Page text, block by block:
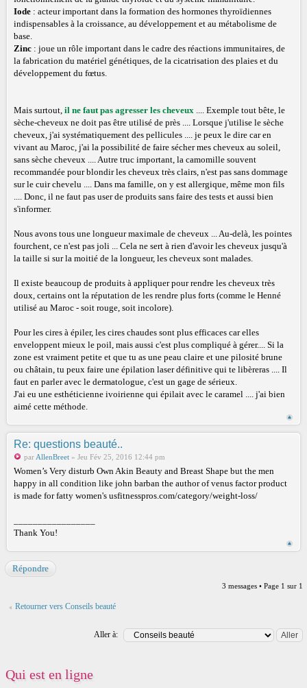
Iode : acteur important dans la formation des hormones thyroïdiennes
indispensables à la croissance, au développement et au métabolisme de
base.
Zinc : joue un rôle important dans le cadre des réactions immunitaires, de
la fabrication du matériel génétiques, de la cicatrisation des plaies et du
développement du fœtus.
Mais surtout, il ne faut pas agresser les cheveux .... Exemple tout bête, le
sèche-cheveux ne doit pas être utilisé de près .... Lorsque j'utilise le sèche
cheveux, j'ai systématiquement des pellicules .... je peux le dire car en
vivant au Maroc, j'ai la possibilité de faire sécher mes cheveux au soleil,
sans sèche cheveux .... Autre truc important, la camomille souvent
recommandée pour blondir les cheveux très clairs, n'est pas sans dommage
sur le cuir chevelu .... Dans ma famille, on y est allergique, même mon fils
.... Donc, il ne faut pas user de produits sans faire des tests et aussi bien
s'informer.
Nous avons tous une longueur maximale de cheveux ... Au-delà, les pointes
fourchent, ce n'est pas joli ... Cela ne sert à rien d'avoir les cheveux jusqu'à
la taille si sur la moitié de la longueur, les cheveux sont malades.
Il existe beaucoup de produits à appliquer pour rendre les cheveux très
doux, certains ont la réputation de les rendre plus forts (comme le Henné
utilisé au Maroc - soit rouge, soit incolore).
Pour les cires à épiler, les cires chaudes sont plus efficaces car elles
enveloppent mieux le poil, mais aussi c'est plus compliqué à gérer.... Si la
zone est vraiment petite et que tu as une peau claire et une pilosité brune
ou châtain, tu peux faire une épilation laser définitive qui te libèreras .... Il
faut en parler avec le dermatologue, c'est un gage de sérieux.
J'ai eu une esthéticienne ivoirienne qui épilait avec le caramel .... j'ai bien
aimé cette méthode.
Re: questions beauté..
par AllenBreet » Jeu Fév 25, 2016 12:44 pm
Women’s Very disturb Own Akin Beauty and Breast Shape but the men
happy in all condition like john barban the author of venus factor product
is made for fatty women's usfitnesspros.com/category/weight-loss/
Thank You!
Répondre
3 messages • Page 1 sur 1
Retourner vers Conseils beauté
Aller à:
Qui est en ligne